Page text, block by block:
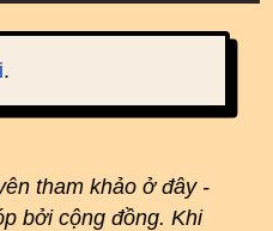
.
tham khảo ở đây -
bởi cộng đồng. Khi